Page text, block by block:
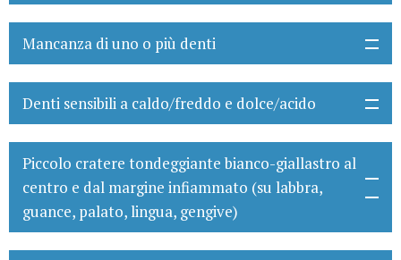
Mancanza di uno o più denti
Denti sensibili a caldo/freddo e dolce/acido
Piccolo cratere tondeggiante bianco-giallastro al
centro e dal margine infiammato (su labbra,
guance, palato, lingua, gengive)